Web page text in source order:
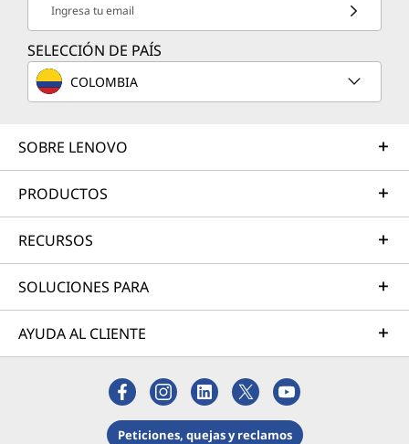
Ingresa tu email
SELECCIÓN DE PAÍS
COLOMBIA
SOBRE LENOVO
PRODUCTOS
RECURSOS
SOLUCIONES PARA
AYUDA AL CLIENTE
Peticiones, quejas y reclamos